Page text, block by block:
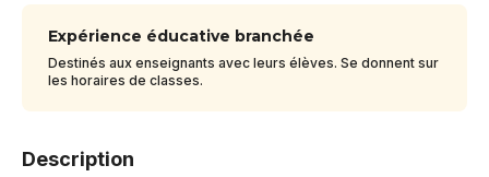
Expérience éducative branchée
Destinés aux enseignants avec leurs élèves. Se donnent sur
les horaires de classes.
Description